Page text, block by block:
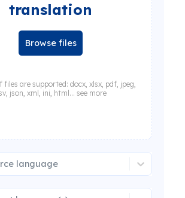
translation
Browse files
files are supported: docx, xlsx, pdf, jpeg,
json, xml, ini, html... see more
language